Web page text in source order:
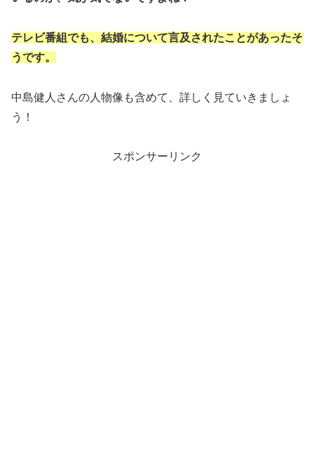
テレビ番組でも、結婚について言及されたことがあったそ
うです。
中島健人さんの人物像も含めて、詳しく見ていきましょ
う！
スポンサーリンク